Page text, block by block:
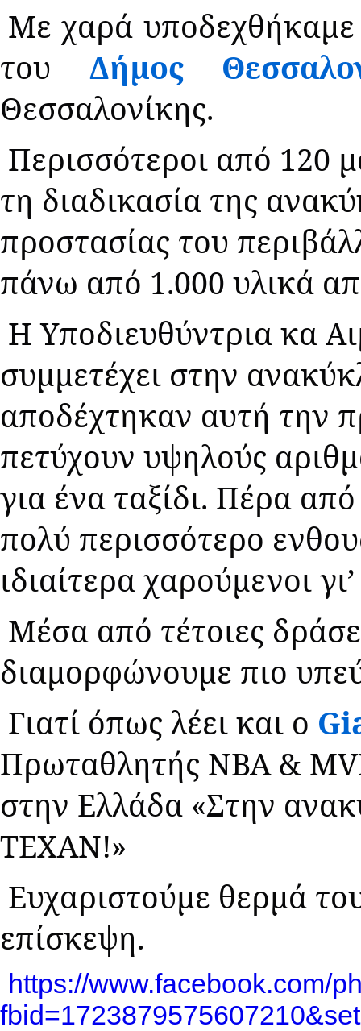
Με χαρά
του Δήμος
Θεσσαλονίκης.
Περισσότεροι από 120
τη διαδικασία της
προστασίας του
πάνω από 1.000 υλικά
Η Υποδιευθύντρια κα
συμμετέχει στην
αποδέχτηκαν αυτή την
πετύχουν υψηλούς
για ένα ταξίδι. Πέρα
πολύ περισσότερο
ιδιαίτερα χαρούμενοι
Μέσα από τέτοιες
διαμορφώνουμε πιο
Γιατί όπως λέει και ο
Πρωταθλητής ΝΒΑ &
στην Ελλάδα «Στην
ΤΕΧΑΝ!»
Ευχαριστούμε θερμά
επίσκεψη.
https://www.facebook.com/